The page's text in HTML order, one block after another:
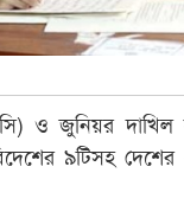
ও জুনিয়র দাখিল
৯টিসহ